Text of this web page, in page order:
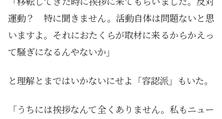
運動？ 特に聞きません。活動自体は問題ないと思
いますよ。それにおたくらが取材に来るからかえっ
て騒ぎになるんやないか」
と理解とまではいかないにせよ「容認派」もいた。
「うちには挨拶なんて全くありません。私もニュー